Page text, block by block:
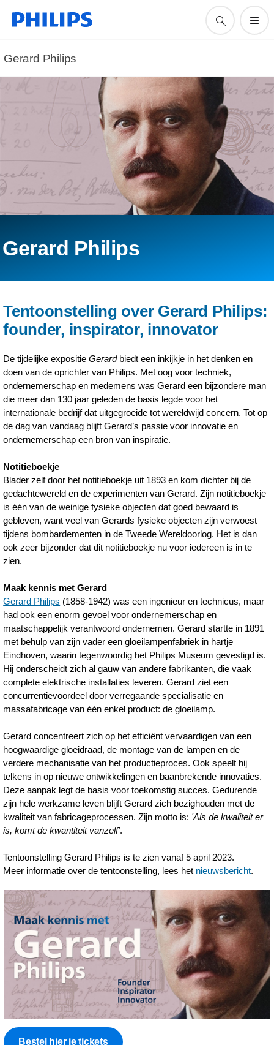
Gerard Philips
Gerard Philips
Tentoonstelling over Gerard Philips:
founder, inspirator, innovator
De tijdelijke expositieGerardbiedt een inkijkje in het denken en
doen van de oprichter van Philips. Met oog voor techniek,
ondernemerschap en medemens was Gerard een bijzondere man
die meer dan 130 jaar geleden de basis legde voor het
internationale bedrijf dat uitgegroeide tot wereldwijd concern. Tot op
de dag van vandaag blijft Gerard’s passie voor innovatie en
ondernemerschap een bron van inspiratie.
Notitieboekje
Blader zelf door het notitieboekje uit 1893 en kom dichter bij de
gedachtewereld en de experimenten van Gerard. Zijn notitieboekje
is één van de weinige fysieke objecten dat goed bewaard is
gebleven, want veel van Gerards fysieke objecten zijn verwoest
tijdens bombardementen in de Tweede Wereldoorlog. Het is dan
ook zeer bijzonder dat dit notitieboekje nu voor iedereen is in te
zien.
Maak kennis met Gerard
Gerard Philips (1858-1942) was een ingenieur en technicus, maar
had ook een enorm gevoel voor ondernemerschap en
maatschappelijk verantwoord ondernemen. Gerard startte in 1891
met behulp van zijn vader een gloeilampenfabriek in hartje
Eindhoven, waarin tegenwoordig het Philips Museum gevestigd is.
Hij onderscheidt zich al gauw van andere fabrikanten, die vaak
complete elektrische installaties leveren. Gerard ziet een
concurrentievoordeel door verregaande specialisatie en
massafabricage van één enkel product: de gloeilamp.
Gerard concentreert zich op het efficiënt vervaardigen van een
hoogwaardige gloeidraad, de montage van de lampen en de
verdere mechanisatie van het productieproces. Ook speelt hij
telkens in op nieuwe ontwikkelingen en baanbrekende innovaties.
Deze aanpak legt de basis voor toekomstig succes. Gedurende
zijn hele werkzame leven blijft Gerard zich bezighouden met de
kwaliteit van fabricageprocessen. Zijn motto is: 'Als de kwaliteit er
is, komt de kwantiteit vanzelf'.
Tentoonstelling Gerard Philips is te zien vanaf 5 april 2023.
Meer informatie over de tentoonstelling, lees het nieuwsbericht.
Bestel hier je tickets